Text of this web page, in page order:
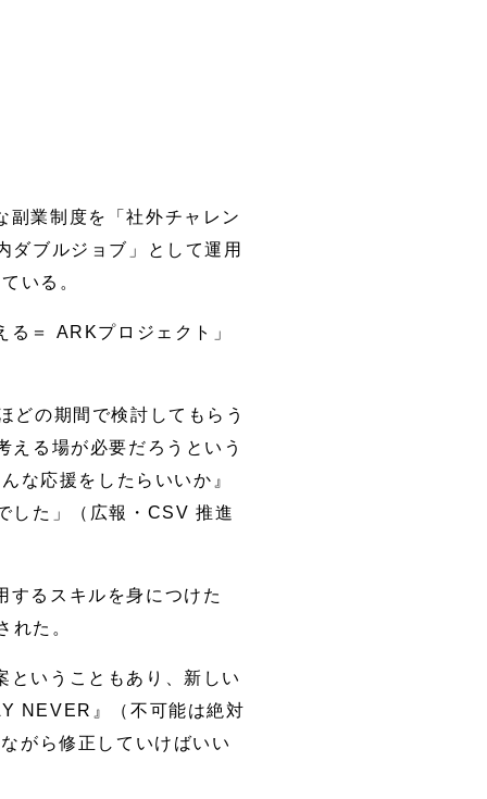
副業制度を「社外チャレン
ダブルジョブ」として運用
いる。
＝ ARKプロジェクト」
どの期間で検討してもらう
える場が必要だろうという
な応援をしたらいいか』
した」（広報・CSV 推進
するスキルを身につけた
れた。
ということもあり、新しい
NEVER』（不可能は絶対
がら修正していけばいい